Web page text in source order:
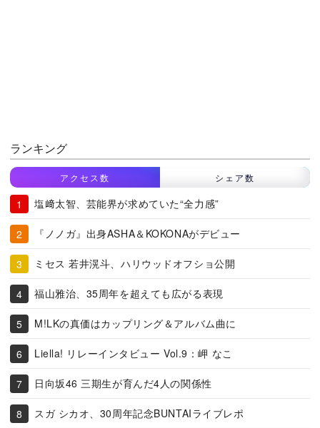
ランキング
アクセス数 シェア数
塩﨑太智、芸能界が求めていた“全力感”
『ノノガ』出身ASHA＆KOKONAがデビュー
ミセス 若井滉斗、ハリウッドオフショ公開
福山雅治、35周年を超えても広がる表現
M!LKの真価はカップリング＆アルバム曲に
Liella! リレーインタビュー Vol.9：岬 なこ
日向坂46 三期生が育んだ4人の関係性
スガ シカオ、30周年記念BUNTAIライブレポ